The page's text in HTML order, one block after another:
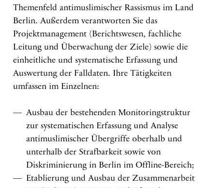
Themenfeld antimuslimischer Rassismus im Land
Berlin. Außerdem verantworten Sie das
Projektmanagement (Berichtswesen, fachliche
Leitung und Überwachung der Ziele) sowie die
einheitliche und systematische Erfassung und
Auswertung der Falldaten. Ihre Tätigkeiten
umfassen im Einzelnen:
Ausbau der bestehenden Monitoringstruktur
zur systematischen Erfassung und Analyse
antimuslimischer Übergriffe oberhalb und
unterhalb der Strafbarkeit sowie von
Diskriminierung in Berlin im Offline-Bereich;
Etablierung und Ausbau der Zusammenarbeit